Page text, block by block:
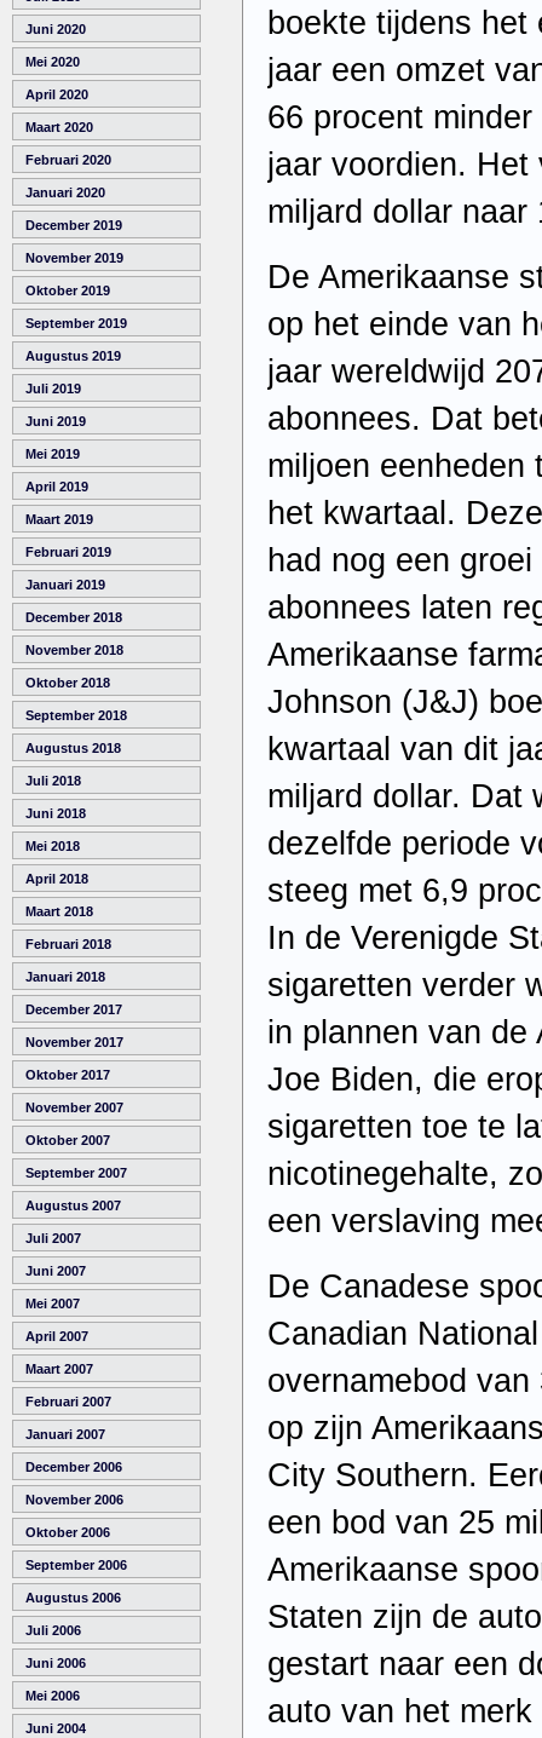
Juni 2020
Mei 2020
April 2020
Maart 2020
Februari 2020
Januari 2020
December 2019
November 2019
Oktober 2019
September 2019
Augustus 2019
Juli 2019
Juni 2019
Mei 2019
April 2019
Maart 2019
Februari 2019
Januari 2019
December 2018
November 2018
Oktober 2018
September 2018
Augustus 2018
Juli 2018
Juni 2018
Mei 2018
April 2018
Maart 2018
Februari 2018
Januari 2018
December 2017
November 2017
Oktober 2017
November 2007
Oktober 2007
September 2007
Augustus 2007
Juli 2007
Juni 2007
Mei 2007
April 2007
Maart 2007
Februari 2007
Januari 2007
December 2006
November 2006
Oktober 2006
September 2006
Augustus 2006
Juli 2006
Juni 2006
Mei 2006
Juni 2004
boekte tijdens
jaar een omzet
66 procent
jaar voordien.
miljard dollar naar
De Amerikaanse
op het einde van
jaar wereldwijd
abonnees. Dat
miljoen eenheden
het kwartaal.
had nog een
abonnees laten
Amerikaanse
Johnson (J&J)
kwartaal van dit
miljard dollar. Dat
dezelfde periode
steeg met 6,9
In de Verenigde
sigaretten verder
in plannen van de
Joe Biden, die
sigaretten toe te
nicotinegehalte,
een verslaving
De Canadese
Canadian
overnamebod
op zijn
City Southern.
een bod van 25
Amerikaanse
Staten zijn de
gestart naar een
auto van het